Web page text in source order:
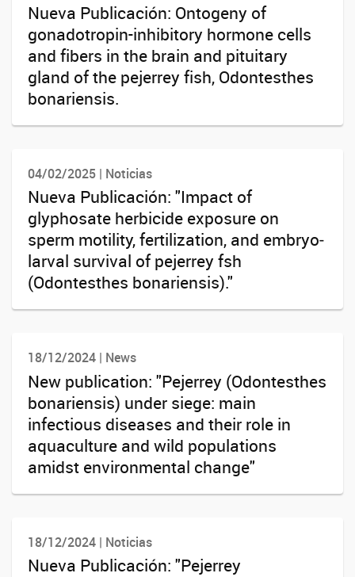
Nueva Publicación: Ontogeny of
gonadotropin-inhibitory hormone cells
and fibers in the brain and pituitary
gland of the pejerrey fish, Odontesthes
bonariensis.
04/02/2025 | Noticias
Nueva Publicación: "Impact of
glyphosate herbicide exposure on
sperm motility, fertilization, and embryo‐
larval survival of pejerrey fsh
(Odontesthes bonariensis)."
18/12/2024 | News
New publication: "Pejerrey (Odontesthes
bonariensis) under siege: main
infectious diseases and their role in
aquaculture and wild populations
amidst environmental change"
18/12/2024 | Noticias
Nueva Publicación: "Pejerrey